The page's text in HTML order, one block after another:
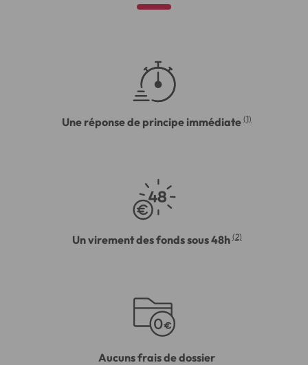
Une réponse de principe immédiate (1)
Un virement des fonds sous 48h (2)
Aucuns frais de dossier